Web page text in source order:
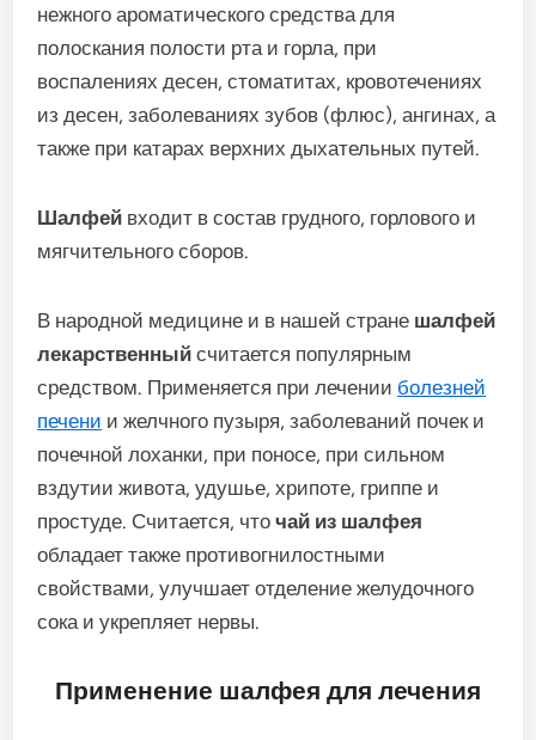
нежного ароматического средства для
полоскания полости рта и горла, при
воспалениях десен, стоматитах, кровотечениях
из десен, заболеваниях зубов (флюс), ангинах, а
также при катарах верхних дыхательных путей.
Шалфей входит в состав грудного, горлового и
мягчительного сборов.
В народной медицине и в нашей стране шалфей
лекарственный считается популярным
средством. Применяется при лечении болезней
печени и желчного пузыря, заболеваний почек и
почечной лоханки, при поносе, при сильном
вздутии живота, удушье, хрипоте, гриппе и
простуде. Считается, чточай из шалфея
обладает также противогнилостными
свойствами, улучшает отделение желудочного
сока и укрепляет нервы.
Применение шалфея для лечения